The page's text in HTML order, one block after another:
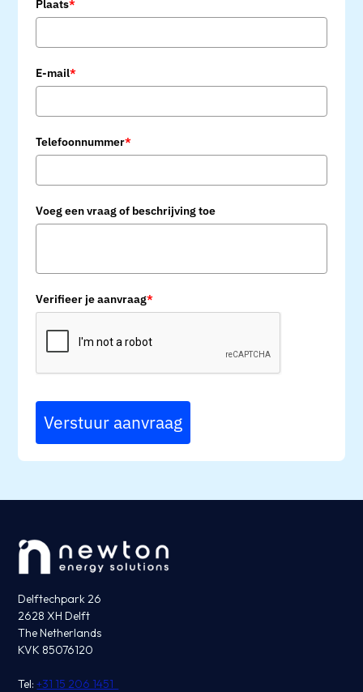
Plaats*
E-mail*
Telefoonnummer*
Voeg een vraag of beschrijving toe
Verifieer je aanvraag*
Verstuur aanvraag
Delftechpark 26
2628 XH Delft
The Netherlands
KVK 85076120
Tel:+31 15 206 1451